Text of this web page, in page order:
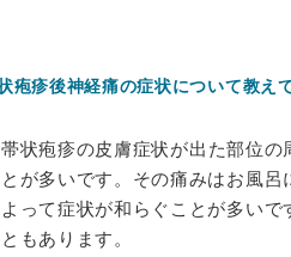
疱疹後神経痛の症状について教え
帯状疱疹の皮膚症状が出た部位
が多いです。その痛みはお風
って症状が和らぐことが多い
もあります。